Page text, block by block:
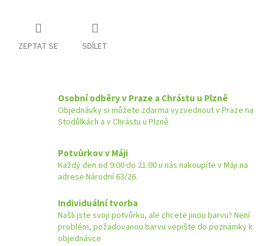
ZEPTAT SE SDÍLET
Osobní odběry v Praze a Chrástu u Plzně
Objednávky si můžete zdarma vyzvednout v Praze na
Stodůlkách a v Chrástu u Plzně
Potvůrkov v Máji
Každý den od 9:00 do 21:00 u nás nakoupíte v Máji na
adrese Národní 63/26.
Individuální tvorba
Našli jste svoji potvůrku, ale chcete jinou barvu? Není
problém, požadovanou barvu vepište do poznámky k
objednávce